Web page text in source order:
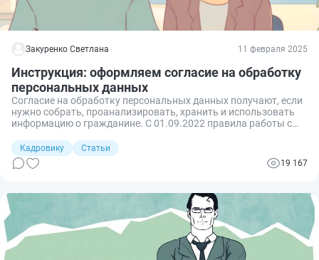
Закуренко Светлана 11 февраля 2025
Инструкция: оформляем согласие на обработку
персональных данных
Согласие на обработку персональных данных получают, если
нужно собрать, проанализировать, хранить и использовать
информацию о гражданине. С 01.09.2022 правила работы с
Кадровику
Статьи
19 167